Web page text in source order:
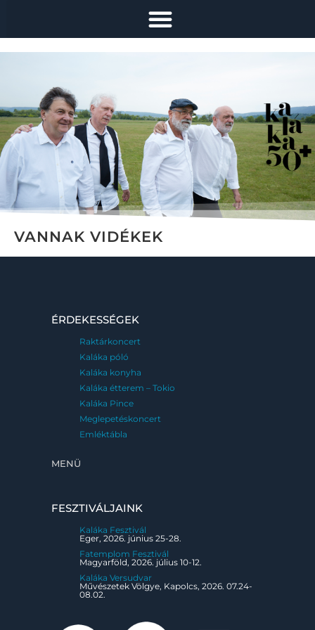
VANNAK VIDÉKEK
ÉRDEKESSÉGEK
Raktárkoncert
Kaláka póló
Kaláka konyha
Kaláka étterem – Tokio
Kaláka Pince
Meglepetéskoncert
Emléktábla
MENÜ
FESZTIVÁLJAINK
Kaláka Fesztivál
Eger, 2026. június 25-28.
Fatemplom Fesztivál
Magyarföld, 2026. július 10-12.
Kaláka Versudvar
Művészetek Völgye, Kapolcs, 2026. 07.24-
08.02.